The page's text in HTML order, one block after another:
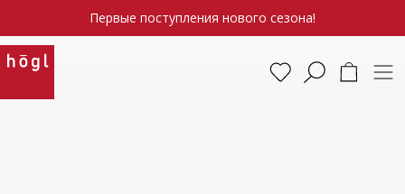
Первые поступления нового сезона!